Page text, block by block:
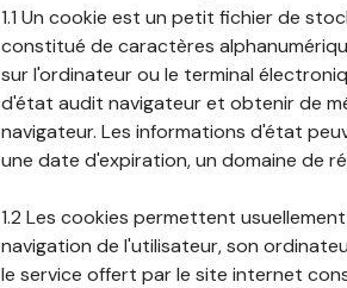
1.1 Un cookie est un petit fichier de
constitué de caractères
sur l'ordinateur ou le terminal
d'état audit navigateur et obtenir de
navigateur. Les informations d'état
une date d'expiration, un domaine de
1.2 Les cookies permettent
navigation de l'utilisateur, son
le service offert par le site internet